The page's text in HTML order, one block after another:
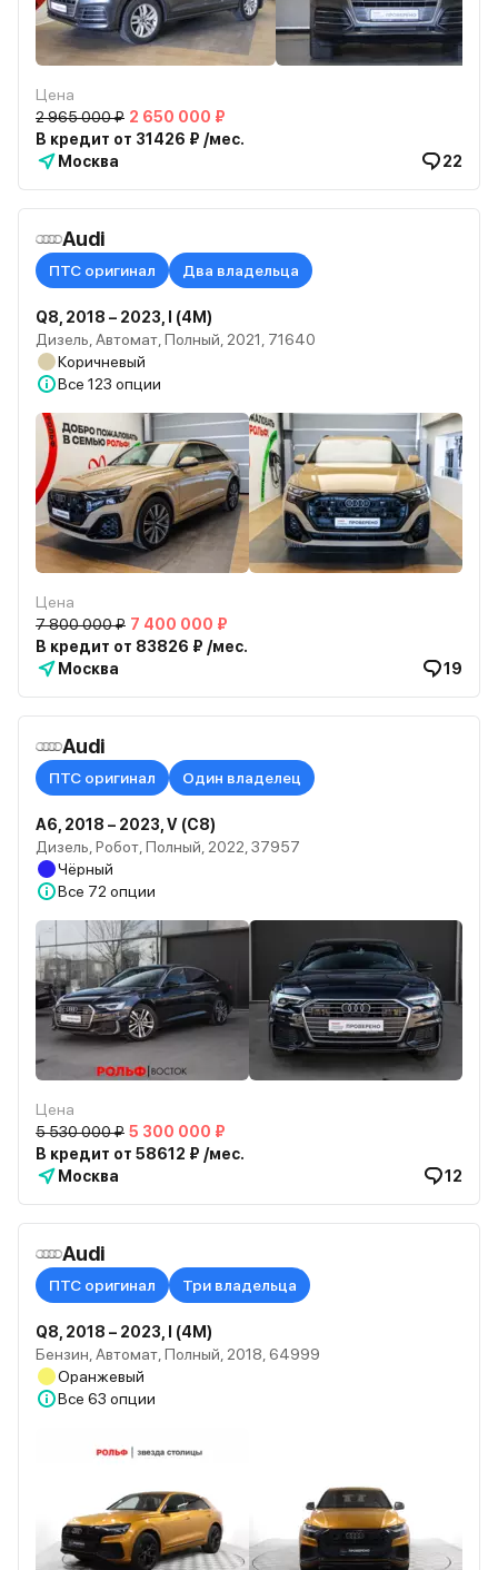
Цена
2 965 000 ₽ 2 650 000 ₽
В кредит от 31426 ₽ /мес.
Москва
22
Audi
ПТС оригинал Два владельца
Q8, 2018 – 2023, I (4M)
Дизель, Автомат, Полный, 2021, 71640
Коричневый
Все 123 опции
Цена
7 800 000 ₽ 7 400 000 ₽
В кредит от 83826 ₽ /мес.
Москва
19
Audi
ПТС оригинал Один владелец
A6, 2018 – 2023, V (C8)
Дизель, Робот, Полный, 2022, 37957
Чёрный
Все 72 опции
Цена
5 530 000 ₽ 5 300 000 ₽
В кредит от 58612 ₽ /мес.
Москва
12
Audi
ПТС оригинал Три владельца
Q8, 2018 – 2023, I (4M)
Бензин, Автомат, Полный, 2018, 64999
Оранжевый
Все 63 опции